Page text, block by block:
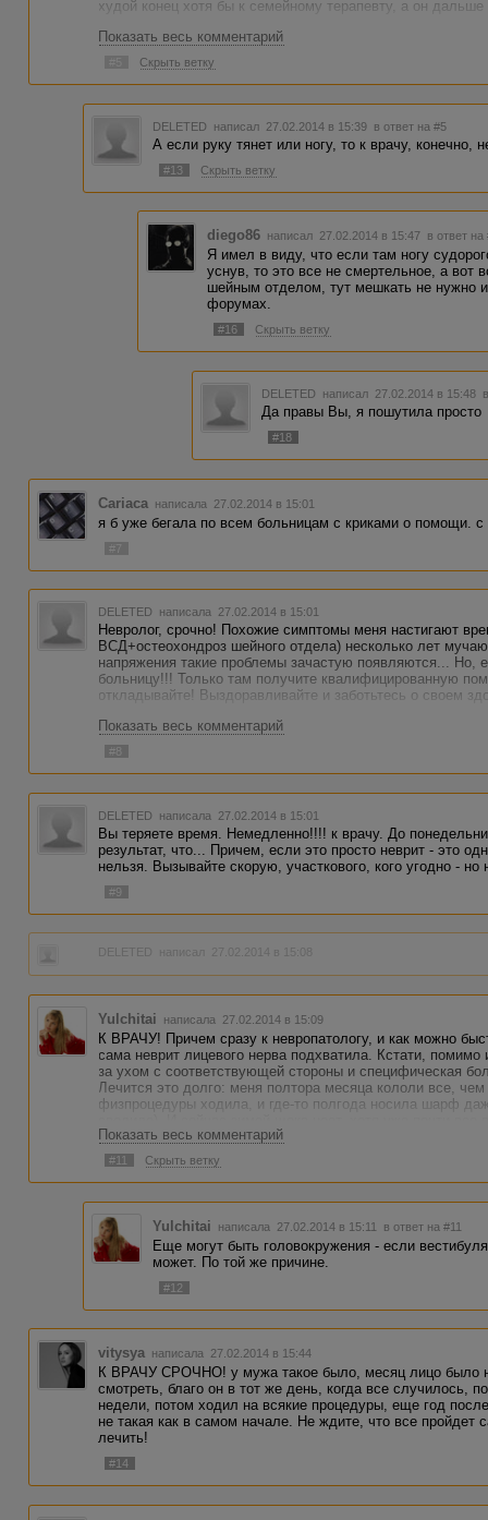
худой конец хотя бы к семейному терапевту, а он
П. С. Я не медик, но дам совет, с такими симптомами
интернете.
Показать весь комментарий
Скрыть ветку
DELETED написал 27.02.2014 в 15:39 в ответ на #5
А если руку тянет или ногу, то к врачу, конечно,
#13 Скрыть ветку
diego86 написал 27.02.2014 в 15:47 в ответ на
Я имел в виду, что если там ногу
уснув, то это все не смертельное, а вот
шейным отделом, тут мешкать не нужно
форумах.
#16 Скрыть ветку
DELETED написал 27.02.2014 в 15:48
Да правы Вы, я пошутила просто
#18
Cariaca написала 27.02.2014 в 15:01
я б уже бегала по всем больницам с криками о помощи. с
#7
DELETED написала 27.02.2014 в 15:01
Невролог, срочно! Похожие симптомы меня настигают
ВСД+остеохондроз шейного отдела) несколько лет
напряжения такие проблемы зачастую появляются... Но,
больницу!!! Только там получите квалифицированную
откладывайте! Выздоравливайте и заботьтесь о своем
Показать весь комментарий
#8
DELETED написала 27.02.2014 в 15:01
Вы теряете время. Немедленно!!!! к врачу. До
результат, что... Причем, если это просто неврит - это
нельзя. Вызывайте скорую, участкового, кого угодно -
#9
написал 27.02.2014 в 15:08
Yulchitai написала 27.02.2014 в 15:09
К ВРАЧУ! Причем сразу к невропатологу, и как можно
сама неврит лицевого нерва подхватила. Кстати,
за ухом с соответствующей стороны и специфическая
Лечится это долго: меня полтора месяца кололи все,
физпроцедуры ходила, и где-то полгода носила шарф
вовремя подхватили, - могло так и остаться. А у вас же
срочно!
Показать весь комментарий
#11 Скрыть ветку
Yulchitai написала 27.02.2014 в 15:11 в ответ на #11
Еще могут быть головокружения - если
может. По той же причине.
#12
vitysya написала 27.02.2014 в 15:44
К ВРАЧУ СРОЧНО! у мужа такое было, месяц лицо было
смотреть, благо он в тот же день, когда все случилось,
недели, потом ходил на всякие процедуры, еще год
не такая как в самом начале. Не ждите, что все
лечить!
#14